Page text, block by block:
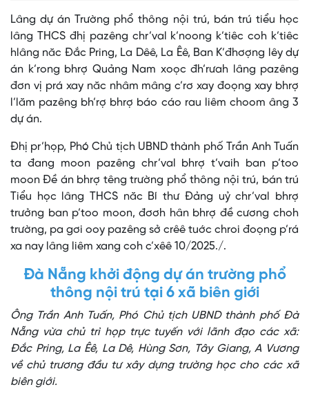
Lâng dự án Trường phổ thông nội trú, bán trú tiểu học
lâng THCS đhị pazêng chr’val k’noong k’tiêc coh k’tiêc
hlâng năc Đắc Pring, La Dêê, La Êê, Ban K’đhơợng lêy dự
án k’rong bhrợ Quảng Nam xoọc đh’rưah lâng pazêng
đơn vị prá xay năc nhâm mâng c’rơ xay đoọng xay bhrợ
l’lăm pazêng bh’rợ bhrợ báo cáo rau liêm choom âng 3
dự án.
Đhị pr’họp, Phó Chủ tịch UBND thành phố Trần Anh Tuấn
ta đang moon pazêng chr’val bhrợ t’vaih ban p’too
moon Đề án bhrợ têng trường phổ thông nội trú, bán trú
Tiểu học lâng THCS năc Bí thư Đảng uỷ chr’val bhrợ
trưởng ban p’too moon, đơơh hân bhrợ đề cương choh
trường, pa gơi ooy pazêng sở crêê tuớc chroi đoọng p’rá
xa nay lâng liêm xang coh c’xêê 10/2025./.
Đà Nẵng khởi động dự án trường phổ
thông nội trú tại 6 xã biên giới
Ông Trần Anh Tuấn, Phó Chủ tịch UBND thành phố Đà
Nẵng vừa chủ trì họp trực tuyến với lãnh đạo các xã:
Đắc Pring, La Êê, La Dê, Hùng Sơn, Tây Giang, A Vương
về chủ trương đầu tư xây dựng trường học cho các xã
biên giới.